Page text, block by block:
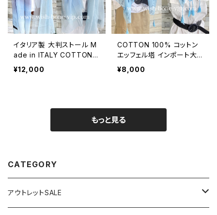
イタリア製 大判ストール M
ade in ITALY COTTON 1
00% コットン｜ロングスト
ール・心地よい肌触りのスカ
¥12,000
COTTON 100% コットン
エッフェル塔 インポート大
判ストール ・心地よい肌触
りのスカーフ/ブルー＆ネイ
¥8,000
もっと見る
CATEGORY
アウトレットSALE